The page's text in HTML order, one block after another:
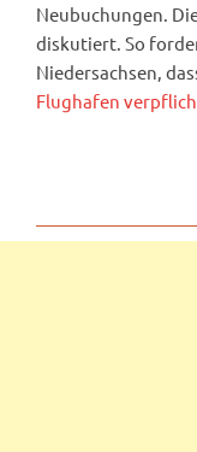
Neubuchungen.
diskutiert. So
Niedersachsen,
Flughafen